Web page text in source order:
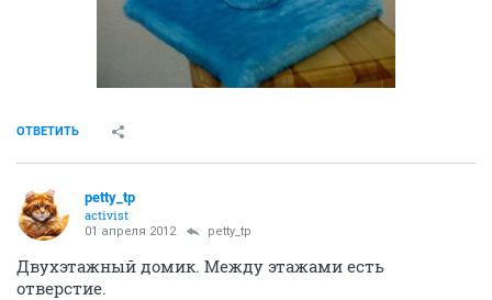
ОТВЕТИТЬ
petty_tp
activist
01 апреля 2012 petty_tp
Двухэтажный домик. Между этажами есть
отверстие.